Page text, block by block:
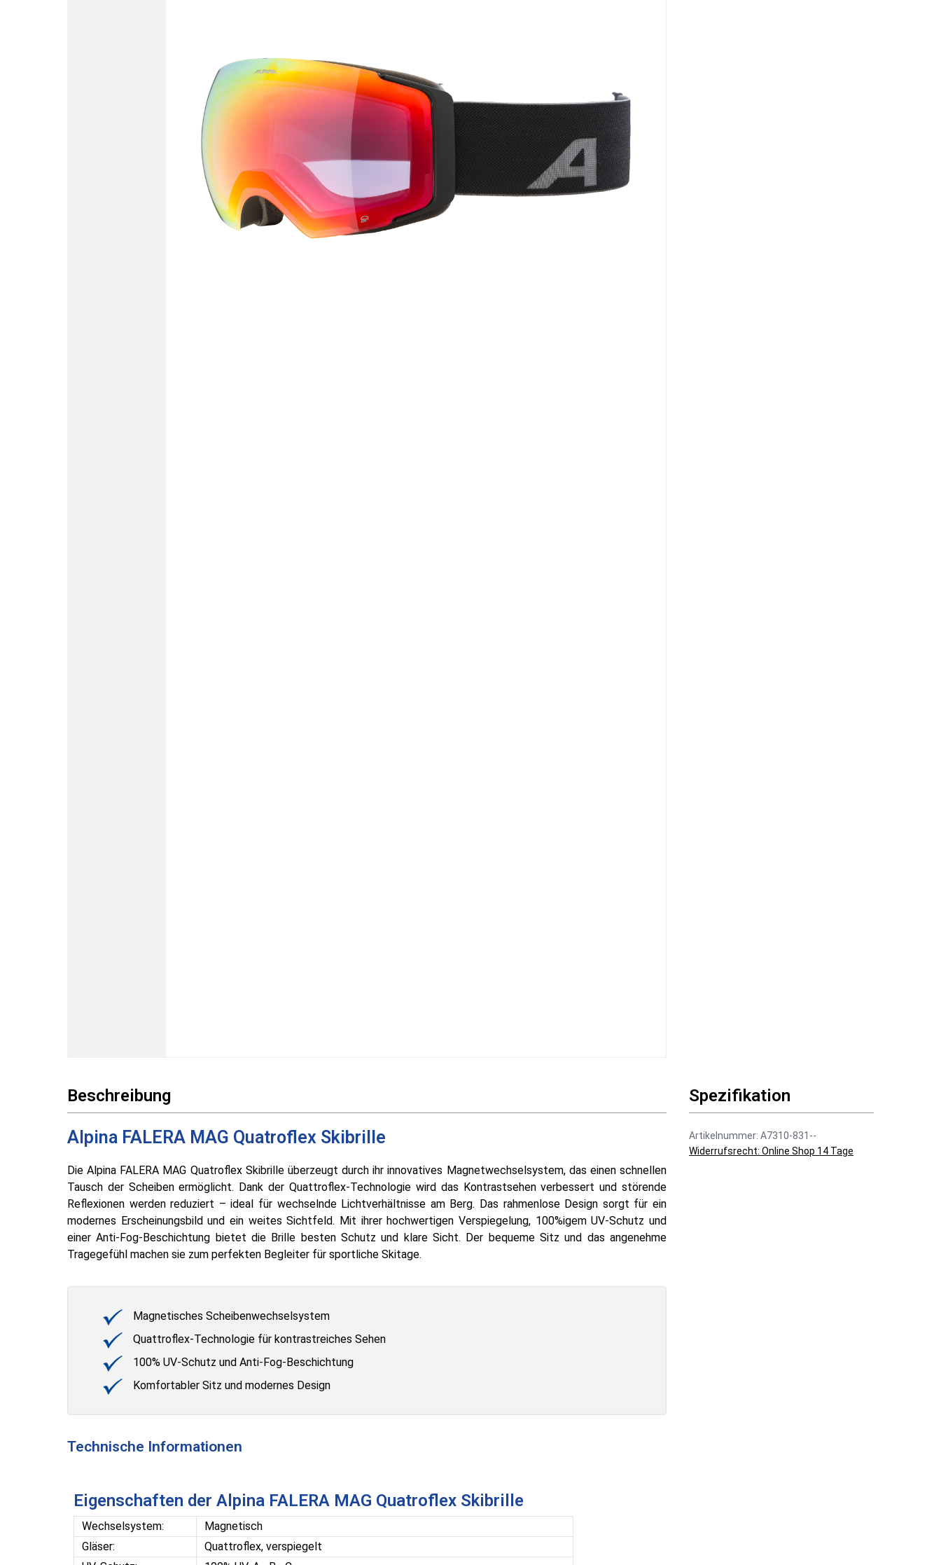
Beschreibung
Alpina FALERA MAG Quatroflex Skibrille
Die Alpina FALERA MAG Quatroflex Skibrille überzeugt durch ihr innovatives Magnetwechselsystem, das einen schnellen
Tausch der Scheiben ermöglicht. Dank der Quattroflex-Technologie wird das Kontrastsehen verbessert und störende
Reflexionen werden reduziert – ideal für wechselnde Lichtverhältnisse am Berg. Das rahmenlose Design sorgt für ein
modernes Erscheinungsbild und ein weites Sichtfeld. Mit ihrer hochwertigen Verspiegelung, 100%igem UV-Schutz und
einer Anti-Fog-Beschichtung bietet die Brille besten Schutz und klare Sicht. Der bequeme Sitz und das angenehme
Tragegefühl machen sie zum perfekten Begleiter für sportliche Skitage.
Magnetisches Scheibenwechselsystem
Quattroflex-Technologie für kontrastreiches Sehen
100% UV-Schutz und Anti-Fog-Beschichtung
Komfortabler Sitz und modernes Design
Technische Informationen
Eigenschaften der Alpina FALERA MAG Quatroflex Skibrille
Wechselsystem:
Magnetisch
Gläser:
Quattroflex, verspiegelt
Spezifikation
Artikelnummer: A7310-831--
Widerrufsrecht: Online Shop 14 Tage